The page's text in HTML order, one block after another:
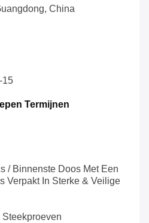
China
15
Termijnen
/ Binnenste Doos Met Een
Verpakt In Sterke & Veilige